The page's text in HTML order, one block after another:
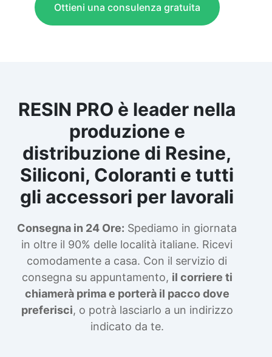
Ottieni una consulenza gratuita
RESIN PRO è leader nella
produzione e
distribuzione di Resine,
Siliconi, Coloranti e tutti
gli accessori per lavorali
Consegna in 24 Ore: Spediamo in giornata
in oltre il 90% delle località italiane. Ricevi
comodamente a casa. Con il servizio di
consegna su appuntamento, il corriere ti
chiamerà prima e porterà il pacco dove
preferisci, o potrà lasciarlo a un indirizzo
indicato da te.